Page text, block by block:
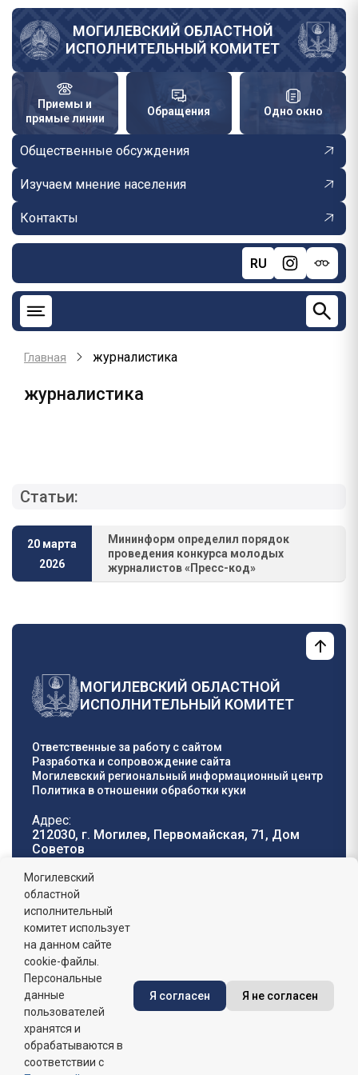
Перейти
основному
содержанию
МОГИЛЕВСКИЙ ОБЛАСТНОЙ
ИСПОЛНИТЕЛЬНЫЙ КОМИТЕТ
Приемы и
прямые линии
Обращения Одно окно
Общественные обсуждения
Изучаем мнение населения
Контакты
RU
Главная журналистика
журналистика
Статьи:
20 марта
2026
Мининформ определил порядок
проведения конкурса молодых
журналистов «Пресс-код»
МОГИЛЕВСКИЙ ОБЛАСТНОЙ
ИСПОЛНИТЕЛЬНЫЙ КОМИТЕТ
Ответственные за работу с сайтом
Разработка и сопровождение сайта
Могилевский региональный информационный центр
Политика в отношении обработки куки
Адрес:
212030, г. Могилев, Первомайская, 71, Дом
Cоветов
Телефон горячей
линии:
8 (0222) 71-32-55
График работы:
пн-пт: 8.00 - 17.00, сб-вс: выходной,
обеденный перерыв: 13:00 - 14:00
Сайт зарегистрирован в Государственном регистре
информационных ресурсов Республики Беларусь. №
Могилевский
областной
исполнительный
комитет использует
на данном сайте
cookie-файлы.
Персональные
данные
пользователей
хранятся и
обрабатываются в
соответствии с
Я согласен Я не согласен